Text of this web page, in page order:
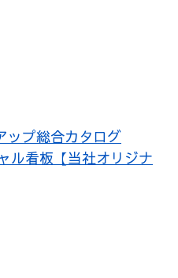
ップ総合カタログ
ル看板【当社オリジナ